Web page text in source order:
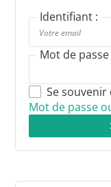
Identifiant :
Mot de passe
Se souvenir
Mot de passe